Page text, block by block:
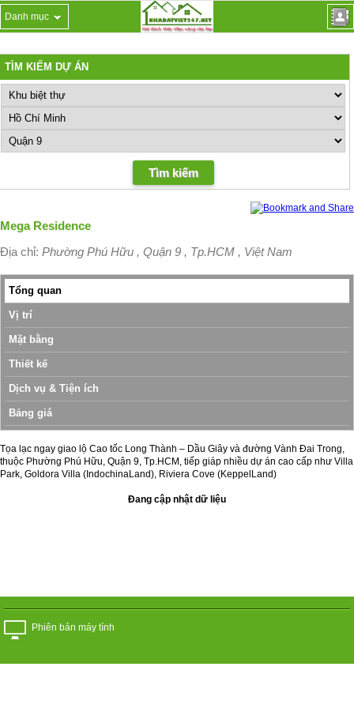
Danh mục
TÌM KIẾM DỰ ÁN
Mega Residence
Địa chỉ: Phường Phú Hữu , Quận 9 , Tp.HCM , Việt Nam
Tổng quan
Vị trí
Mặt bằng
Thiết kế
Dịch vụ & Tiện ích
Bảng giá
Tọa lạc ngay giao lộ Cao tốc Long Thành – Dầu Giây và đường Vành Đai Trong,
thuộc Phường Phú Hữu, Quận 9, Tp.HCM, tiếp giáp nhiều dự án cao cấp như Villa
Park, Goldora Villa (IndochinaLand), Riviera Cove (KeppelLand)
Đang cập nhật dữ liệu
Phiên bản máy tính